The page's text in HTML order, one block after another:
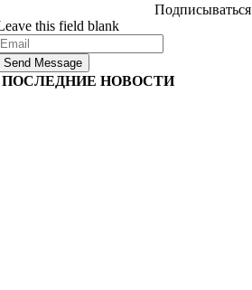
Подписываться
this field blank
Send Message
ПОСЛЕДНИЕ НОВОСТИ